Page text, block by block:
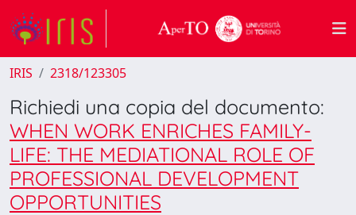
IRIS 2318/123305
Richiedi una copia del documento:
WHEN WORK ENRICHES FAMILY-
LIFE: THE MEDIATIONAL ROLE OF
PROFESSIONAL DEVELOPMENT
OPPORTUNITIES